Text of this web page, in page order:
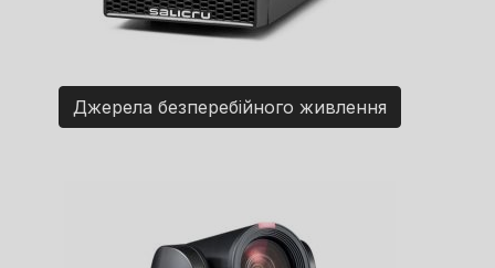
Джерела безперебійного живлення